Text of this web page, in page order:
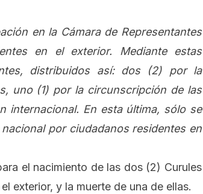
en la Cámara de Representantes
en el exterior. Mediante estas
distribuidos así: dos (2) por la
uno (1) por la circunscripción de las
internacional. En esta última, sólo se
por ciudadanos residentes en
el nacimiento de las dos (2) Curules
exterior, y la muerte de una de ellas.